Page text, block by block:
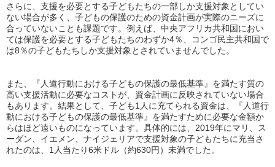
さらに、支援を必要とする子どもたちの一部しか支援対象としてい
ない場合が多く、子どもの保護のための資金計画が実際のニーズに
合っていないことも課題です。例えば、中央アフリカ共和国におい
ては保護を必要とする子どもたちのわずか4％、コンゴ民主共和国で
は8％の子どもたちしか支援対象とされていませんでした。
また、『人道行動における子どもの保護の最低基準』を満たす質の
高い支援活動に必要なコストが、資金計画に反映されていない場合
もあります。結果として、子ども1人に充てられる資金は、『人道行
動における子どもの保護の最低基準』を満たすために必要な金額か
らはほど遠いものになっています。具体的には、2019年にマリ、ス
ーダン、イエメン、ナイジェリアで支援対象の子どもたちに充当さ
れたのは、1人当たり6米ドル（約630円）未満でした。